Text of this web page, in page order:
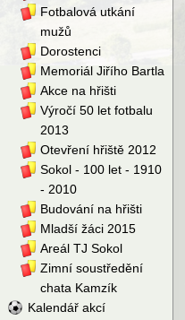
Fotbalová utkání
mužů
Dorostenci
Memoriál Jiřího Bartla
Akce na hřišti
Výročí 50 let fotbalu
2013
Otevření hřiště 2012
Sokol - 100 let - 1910
- 2010
Budování na hřišti
Mladší žáci 2015
Areál TJ Sokol
Zimní soustředění
chata Kamzík
Kalendář akcí